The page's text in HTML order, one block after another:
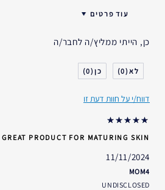
עוד פרטים
סוג העור
דאגות העור
אני משתמש/ת באסתי לאודר
כן, הייתי ממליץ/ה לחבר/ה
0
0
דווח/י על חוות דעת זו
GREAT PRODUCT FOR MATURING SKIN
11/11/2024
MOM4
UNDISCLOSED